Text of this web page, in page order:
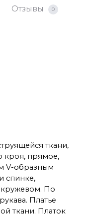
Отзывы 0
ткани,
кроя, прямое,
V-образным
спинке,
По
Платье
ткани. Платок